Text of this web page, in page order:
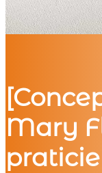
Mary